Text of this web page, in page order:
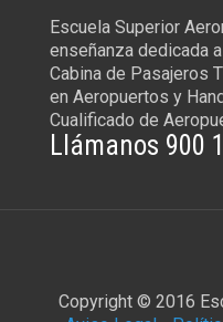
Escuela Superior
enseñanza dedicada
Cabina de Pasajeros
en Aeropuertos y
Cualificado de
Llámanos 900
Copyright © 2016